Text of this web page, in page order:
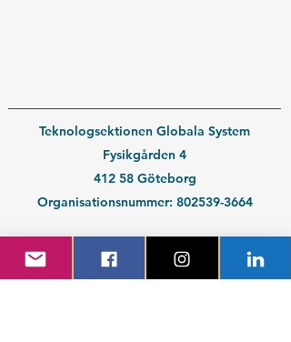
Teknologsektionen Globala System
Fysikgården 4
412 58 Göteborg
Organisationsnummer: 802539-3664
Kontakt medlem